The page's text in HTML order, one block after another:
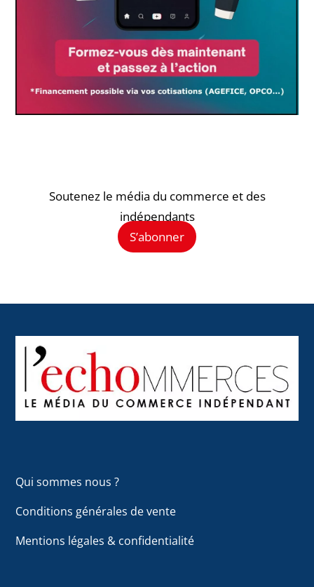
Soutenez le média du commerce et des
indépendants
S’abonner
To
Top
Qui sommes nous ?
Conditions générales de vente
Mentions légales & confidentialité